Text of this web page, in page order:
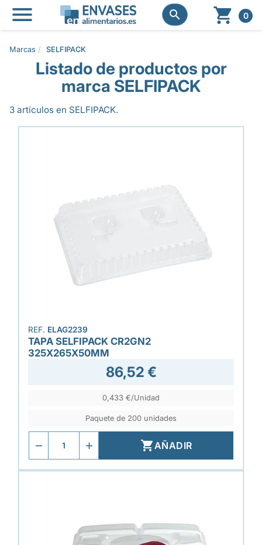
 
  0
Marcas SELFIPACK
Listado de productos por
marca SELFIPACK
3 artículos en SELFIPACK.
REF. ELAG2239
TAPA SELFIPACK CR2GN2
325X265X50MM
86,52 €
0,433 €/Unidad
Paquete de 200 unidades
AÑADIR